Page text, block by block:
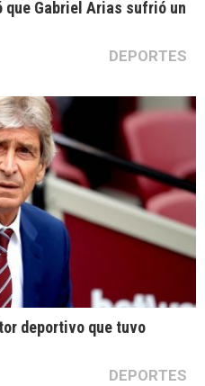
Gabriel Arias sufrió un
DEPORTES
deportivo que tuvo
DEPORTES